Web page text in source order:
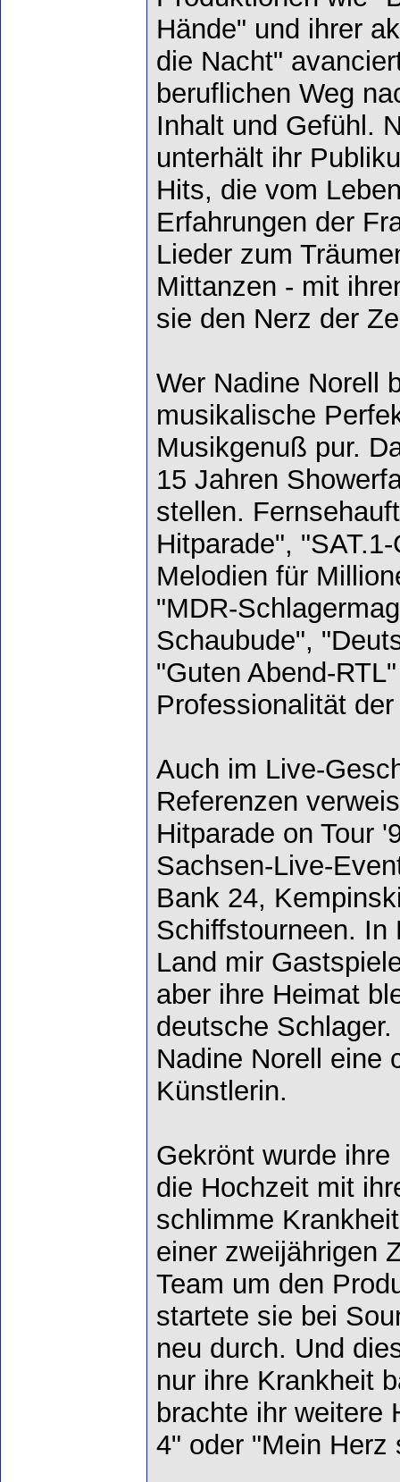
Hände" und ihrer
die Nacht"
beruflichen Weg
Inhalt und Gefühl.
unterhält ihr
Hits, die vom
Erfahrungen der
Lieder zum
Mittanzen - mit
sie den Nerz der
Wer Nadine Norell
musikalische
Musikgenuß pur.
15 Jahren
stellen.
Hitparade",
Melodien für
"MDR-
Schaubude",
"Guten Abend-
Professionalität
Auch im Live-
Referenzen
Hitparade on Tour
Sachsen-Live-
Bank 24,
Schiffstourneen. In
Land mir
aber ihre Heimat
deutsche
Nadine Norell eine
Künstlerin.
Gekrönt wurde
die Hochzeit mit
schlimme
einer zweijährigen
Team um den
startete sie bei
neu durch. Und
nur ihre Krankheit
brachte ihr weitere
4" oder "Mein Herz